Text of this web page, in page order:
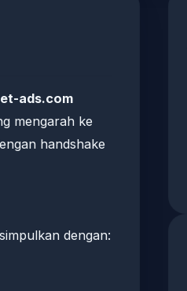
ads.com
mengarah ke
handshake
dengan: